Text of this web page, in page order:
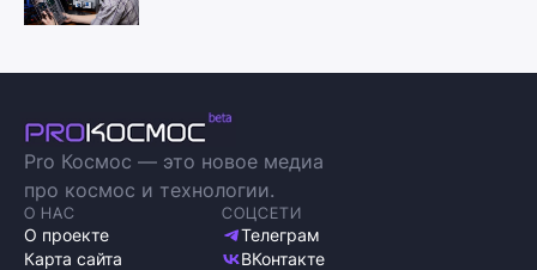
Pro Космос — это новое медиа
про космос и технологии.
О НАС
О проекте
Карта сайта
СОЦСЕТИ
Телеграм
ВКонтакте